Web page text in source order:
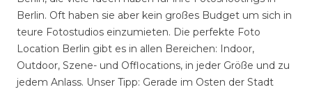
Berlin. Oft haben sie aber kein großes Budget um sich in
teure Fotostudios einzumieten. Die perfekte Foto
Location Berlin gibt es in allen Bereichen: Indoor,
Outdoor, Szene- und Offlocations, in jeder Größe und zu
jedem Anlass. Unser Tipp: Gerade im Osten der Stadt